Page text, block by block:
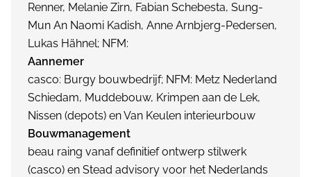
Renner, Melanie Zirn, Fabian Schebesta, Sung-
Mun An Naomi Kadish, Anne Arnbjerg-Pedersen,
Lukas Hähnel; NFM:
Aannemer
casco: Burgy bouwbedrijf; NFM: Metz Nederland
Schiedam, Muddebouw, Krimpen aan de Lek,
Nissen (depots) en Van Keulen interieurbouw
Bouwmanagement
beau raing vanaf definitief ontwerp stilwerk
(casco) en Stead advisory voor het Nederlands